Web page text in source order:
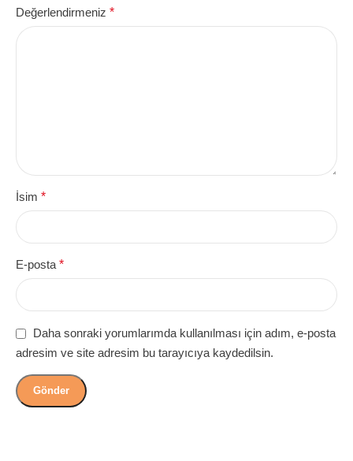
Değerlendirmeniz *
İsim *
E-posta *
Daha sonraki yorumlarımda kullanılması için adım, e-posta
adresim ve site adresim bu tarayıcıya kaydedilsin.